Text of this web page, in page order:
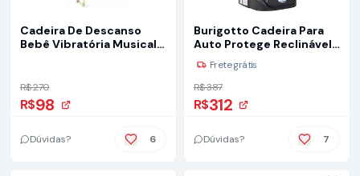
Cadeira De Descanso
Bebê Vibratória Musical
R$ 270
R$98
Dúvidas? 6
Burigotto Cadeira Para
Auto Protege Reclinável
15-36 Kg Mesclado Preto
Frete grátis
R$ 387
R$312
Dúvidas? 7